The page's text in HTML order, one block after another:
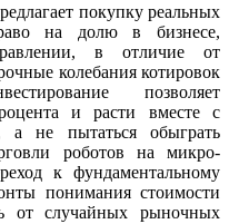
покупку реальных
на долю в бизнесе,
в отличие от
колебания котировок
позволяет
и расти вместе с
а не пытаться обыграть
роботов на микро-
к фундаментальному
понимания стоимости
от случайных рыночных